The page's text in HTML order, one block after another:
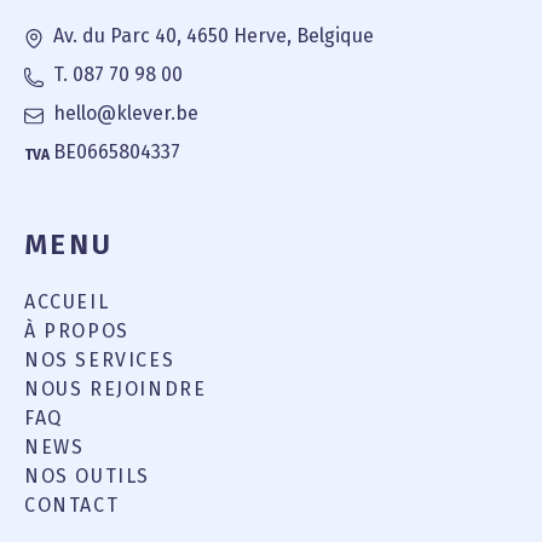
Av. du Parc 40, 4650 Herve, Belgique
T. 087 70 98 00
hello@klever.be
TVA BE0665804337
MENU
ACCUEIL
À PROPOS
NOS SERVICES
NOUS REJOINDRE
FAQ
NEWS
NOS OUTILS
CONTACT